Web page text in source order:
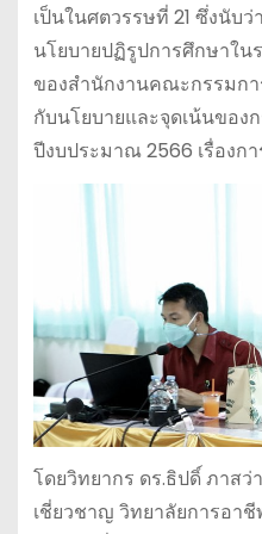
เป็นในศตวรรษที่ 21 ซึ่งนับ
นโยบายปฏิรูปการศึกษาใน
ของสำนักงานคณะกรรมก
กับนโยบายและจุดเน้นของ
ปีงบประมาณ 2566 เรื่อง
โดยวิทยากร ดร.ธิปดิ์ ภาสว่
เชี่ยวชาญ วิทยาลัยการอา